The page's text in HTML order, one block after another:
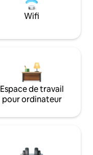
Wifi
Espace de travail
pour ordinateur